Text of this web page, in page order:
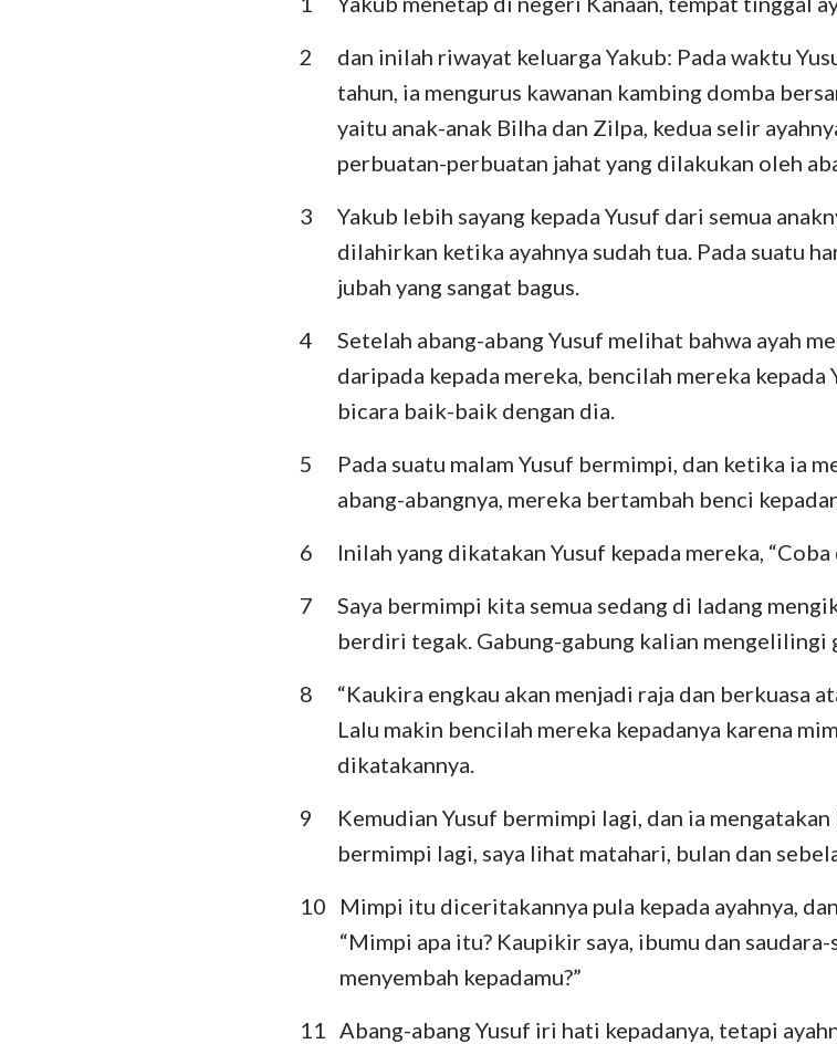
Ulangan Yosua
Hakim-Hakim Rut
I Tawarikh II Tawarikh
Ezra Nehemia
Ester Ayub
Mazmur Amsal
Yesaya Yeremia
Yoel Amos
Obaja
Mikha Nahum
Habakuk
Hagai Zakharia
Kisah
I
I
Titus
Ibrani
I Yohanes
36
38
43
44 45
50
2
dan inilah riwayat keluarga Yakub: Pada waktu
tahun, ia mengurus kawanan kambing domba
yaitu anak-anak Bilha dan Zilpa, kedua selir
perbuatan-perbuatan jahat yang dilakukan oleh
3
Yakub lebih sayang kepada Yusuf dari semua
dilahirkan ketika ayahnya sudah tua. Pada suatu
jubah yang sangat bagus.
4
Setelah abang-abang Yusuf melihat bahwa ayah
daripada kepada mereka, bencilah mereka kepada
bicara baik-baik dengan dia.
5
Pada suatu malam Yusuf bermimpi, dan ketika ia
abang-abangnya, mereka bertambah benci
6
Inilah yang dikatakan Yusuf kepada mereka,
7
Saya bermimpi kita semua sedang di ladang
berdiri tegak. Gabung-gabung kalian mengelilingi
8
“Kaukira engkau akan menjadi raja dan berkuasa
Lalu makin bencilah mereka kepadanya karena
dikatakannya.
9
Kemudian Yusuf bermimpi lagi, dan ia mengatakan
bermimpi lagi, saya lihat matahari, bulan dan
10
Mimpi itu diceritakannya pula kepada ayahnya,
“Mimpi apa itu? Kaupikir saya, ibumu dan
menyembah kepadamu?”
11 Abang-abang Yusuf iri hati kepadanya, tetapi